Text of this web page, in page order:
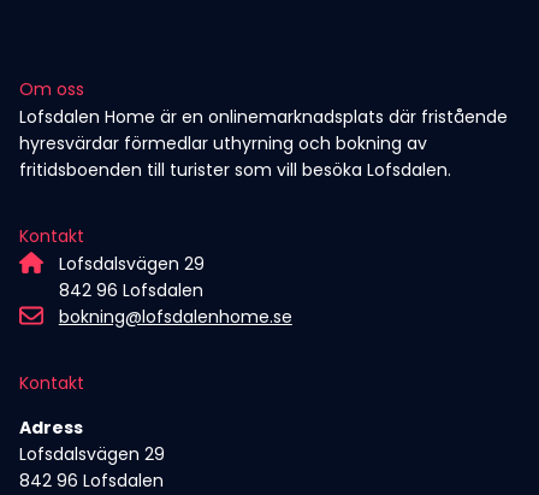
Om oss
Lofsdalen Home är en onlinemarknadsplats där fristående
hyresvärdar förmedlar uthyrning och bokning av
fritidsboenden till turister som vill besöka Lofsdalen.
Kontakt
Lofsdalsvägen 29
842 96 Lofsdalen
bokning@lofsdalenhome.se
Kontakt
Adress
Lofsdalsvägen 29
842 96 Lofsdalen